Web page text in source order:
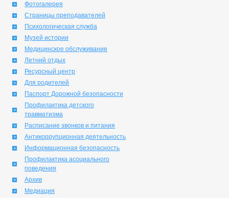
Фотогалерея
Страницы преподавателей
Психологическая служба
Музей истории
Медицинское обслуживание
Летний отдых
Ресурсный центр
Для родителей
Паспорт Дорожной безопасности
Профилактика детского
травматизма
Расписание звонков и питания
Антикоррупционная деятельность
Информационная безопасность
Профилактика асоциального
поведения
Архив
Медиация